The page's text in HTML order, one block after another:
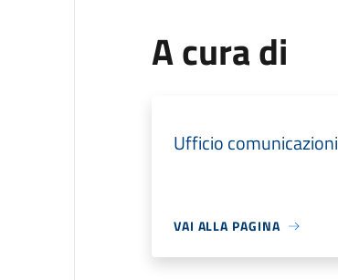
A cura di
Ufficio comunicazioni
VAI ALLA PAGINA